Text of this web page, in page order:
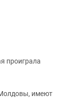
проиграла
Молдовы, имеют